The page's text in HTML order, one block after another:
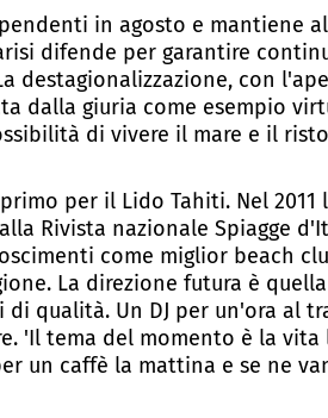
in agosto e mantiene
difende per garantire
destagionalizzazione, con
dalla giuria come esempio
di vivere il mare e il
per il Lido Tahiti. Nel 2011
Rivista nazionale Spiagge
come miglior beach
La direzione futura è
qualità. Un DJ per un'ora al
'Il tema del momento è la vita
un caffè la mattina e se ne